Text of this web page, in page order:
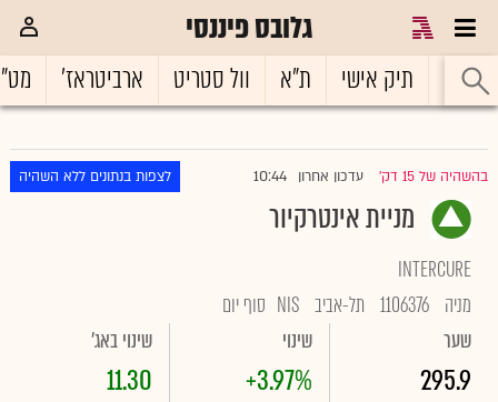
גלובס פיננסי
ראשי תיק אישי ת"א וול סטריט ארביטראז'
בהשהיה של 15 דק' עדכון אחרון 10:44 לצפות בנתונים ללא השהיה
מניית אינטרקיור
INTERCURE
מניה 1106376 תל-אביב NIS סוף יום
שער
295.9
שינוי
+3.97%
שינוי באג'
11.30